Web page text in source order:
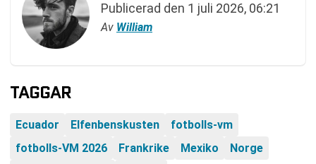
Publicerad den 1 juli 2026, 06:21
Av William
TAGGAR
Ecuador Elfenbenskusten
fotbolls-vm
fotbolls-VM 2026
Frankrike Mexiko
Norge